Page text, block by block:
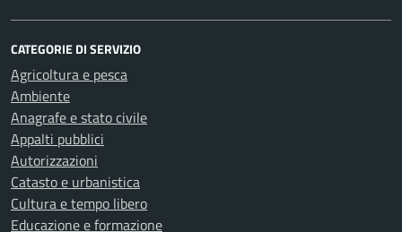
CATEGORIE DI SERVIZIO
Agricoltura e pesca
Ambiente
Anagrafe e stato civile
Appalti pubblici
Autorizzazioni
Catasto e urbanistica
Cultura e tempo libero
Educazione e formazione